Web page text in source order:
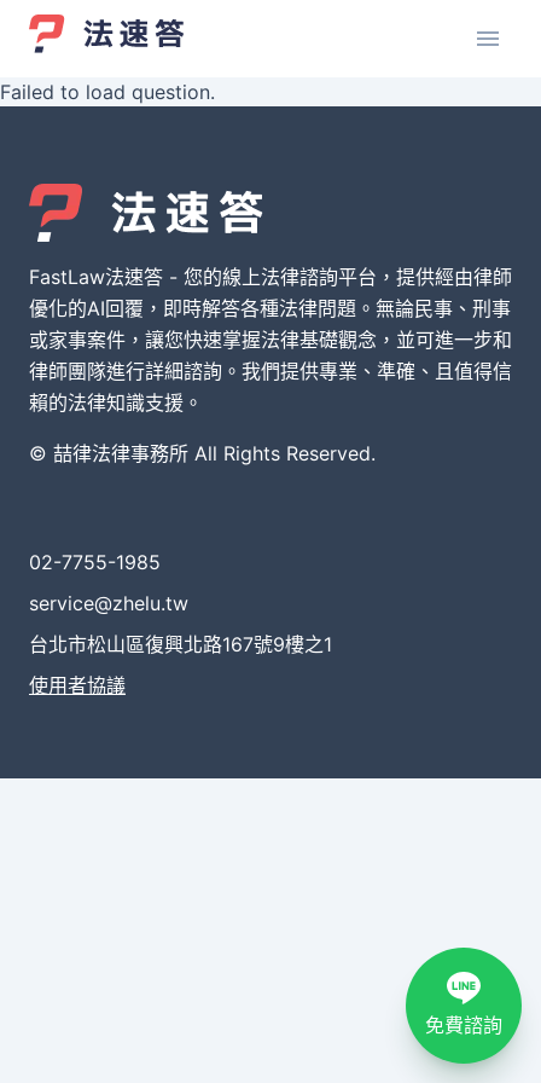
Failed to load question.
FastLaw法速答 - 您的線上法律諮詢平台，提供經由律師
優化的AI回覆，即時解答各種法律問題。無論民事、刑事
或家事案件，讓您快速掌握法律基礎觀念，並可進一步和
律師團隊進行詳細諮詢。我們提供專業、準確、且值得信
賴的法律知識支援。
© 喆律法律事務所 All Rights Reserved.
02-7755-1985
service@zhelu.tw
台北市松山區復興北路167號9樓之1
使用者協議
免費諮詢